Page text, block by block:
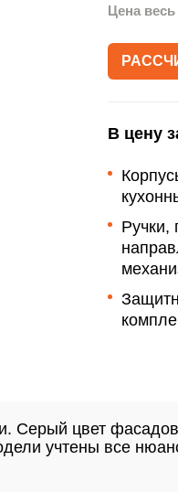
Цена весь
В цену
Ручки,
Серый цвет
учтены все